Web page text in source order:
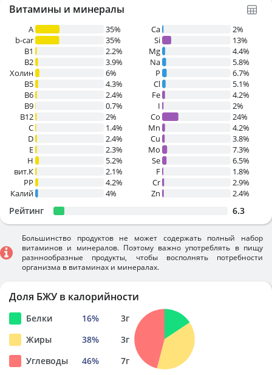
Витамины и минералы
A
35%
b-car
35%
В1
2.2%
B2
3.9%
Холин
6%
B5
4.3%
B6
2.4%
B9
0.7%
B12
2%
C
1.4%
D
2.4%
E
2.3%
H
5.2%
вит.К
2.1%
PP
4.2%
Калий
4%
Ca
2%
Si
13%
Mg
4.4%
Na
5.8%
P
6.7%
Cl
5.1%
Fe
4.2%
I
2%
Co
24%
Mn
4.2%
Cu
3.8%
Mo
7.3%
Se
6.5%
F
1.8%
Cr
2.9%
Zn
2.4%
Рейтинг 6.3
Большинство продуктов не может содержать полный набор
витаминов и минералов. Поэтому важно употреблять в пищу
разннообразные продукты, чтобы восполнять потребности
организма в витаминах и минералах.
Доля БЖУ в калорийности
Белки 16% 3г
Жиры
38% 3г
Углеводы
46% 7г